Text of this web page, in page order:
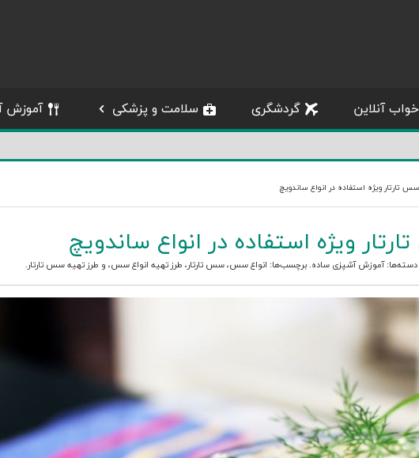
آنلاین گردشگری سلامت و پزشکی آموزش
تارتار ویژه استفاده در انواع ساندویچ
ویژه استفاده در انواع ساندویچ
دسته‌ها:آموزش آشپزی ساده. برچسب‌ها: انواع سس،سس تارتار ، طرز تهیه انواع سس، و طرز تهیه سس تارتار .